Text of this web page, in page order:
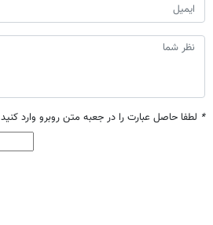
* لطفا حاصل عبارت را در جعبه متن روبرو وارد کنید